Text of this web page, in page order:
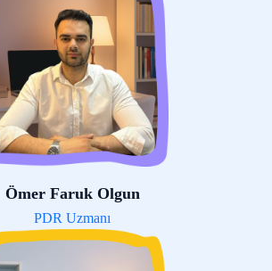
Ömer Faruk Olgun
PDR Uzmanı